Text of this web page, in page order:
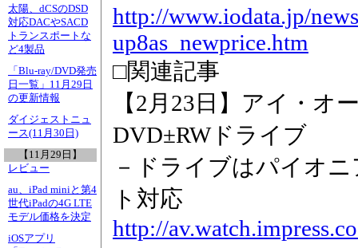
太陽、dCSのDSD
対応DACやSACD
トランスポートな
ど4製品
「Blu-ray/DVD発売
日一覧」11月29日
の更新情報
ダイジェストニュ
ース(11月30日)
【11月29日】
レビュー
au、iPad miniと第4
世代iPadの4G LTE
モデル価格を決定
iOSアプリ
http://www.iodata.jp/
up8as_newprice.htm
□関連記事
【2月23日】アイ・オ
DVD±RWドライブ
－ドライブはパイオ
ト対応
http://